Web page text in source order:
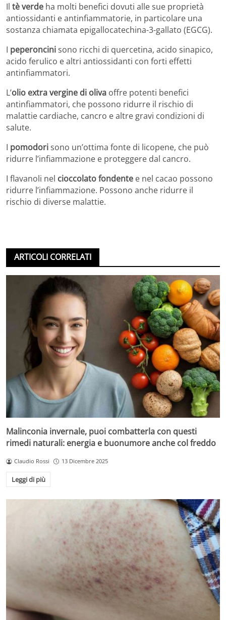
Il tè verde ha molti benefici dovuti alle sue proprietà
antiossidanti e antinfiammatorie, in particolare una
sostanza chiamata epigallocatechina-3-gallato (EGCG).
I peperoncinisono ricchi di quercetina, acido sinapico,
acido ferulico e altri antiossidanti con forti effetti
antinfiammatori.
L’olio extra vergine di oliva offre potenti benefici
antinfiammatori, che possono ridurre il rischio di
malattie cardiache, cancro e altre gravi condizioni di
salute.
I pomodorisono un’ottima fonte di licopene, che può
ridurre l’infiammazione e proteggere dal cancro.
I flavanoli nel cioccolato fondente e nel cacao possono
ridurre l’infiammazione. Possono anche ridurre il
rischio di diverse malattie.
ARTICOLI CORRELATI
Malinconia invernale, puoi combatterla con questi
rimedi naturali: energia e buonumore anche col freddo
Claudio Rossi 13 Dicembre 2025
Leggi di più